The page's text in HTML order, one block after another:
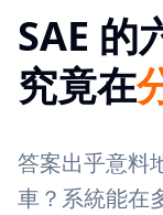
SAE 的
究竟在
答案出乎意料
車？系統能在